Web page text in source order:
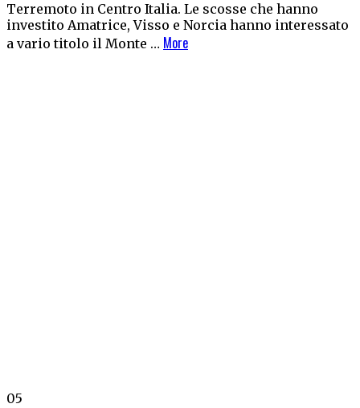
Terremoto in Centro Italia. Le scosse che hanno
investito Amatrice, Visso e Norcia hanno interessato
a vario titolo il Monte … More
05